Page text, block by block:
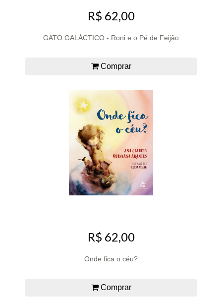
R$ 62,00
GATO GALÁCTICO - Roni e o Pé de Feijão
Comprar
R$ 62,00
Onde fica o céu?
Comprar